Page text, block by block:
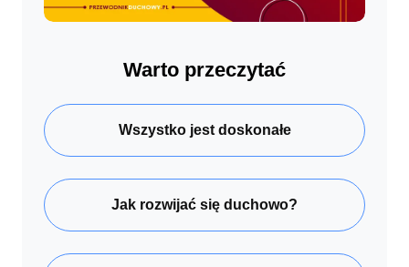
Warto przeczytać
Wszystko jest doskonałe
Jak rozwijać się duchowo?